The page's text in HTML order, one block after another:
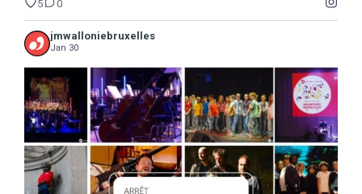
5 0
jmwalloniebruxelles
Jan 30